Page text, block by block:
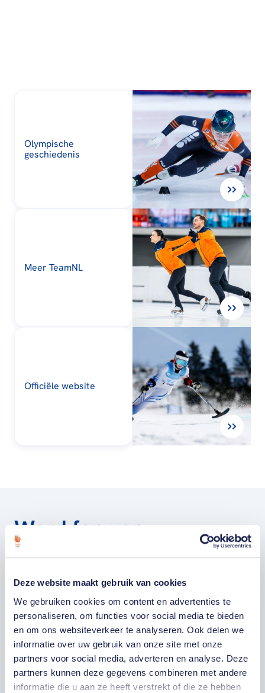
Deze website maakt gebruik van cookies
We gebruiken cookies om content en advertenties te
personaliseren, om functies voor social media te bieden
en om ons websiteverkeer te analyseren. Ook delen we
informatie over uw gebruik van onze site met onze
partners voor social media, adverteren en analyse. Deze
partners kunnen deze gegevens combineren met andere
informatie die u aan ze heeft verstrekt of die ze hebben
Olympische
geschiedenis
Meer TeamNL
Officiële website
Word fan van
TeamNL en mis
niets
Word fan van TeamNL en mis niks van de
Olympische en Paralympische Winterspelen in
Utah! Je ontvangt gepersonaliseerd nieuws over
TeamNL en de Spelen. Vul hieronder je gegevens
in om je in te schrijven. Bekijk de toepasselijke